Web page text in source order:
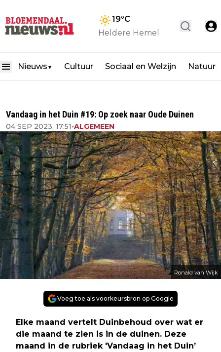
19°C
Heldere Hemel
Nieuws ▼ Cultuur Sociaal en Welzijn Natuur
Vandaag in het Duin #19: Op zoek naar Oude Duinen
04 SEP 2023, 17:51•ALGEMEEN
Ronald van Wijk
Voeg toe als voorkeursbron op Google
Elke maand vertelt Duinbehoud over wat er
die maand te zien is in de duinen. Deze
maand in de rubriek 'Vandaag in het Duin’